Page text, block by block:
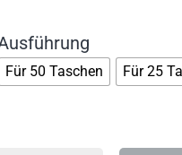
Für 50 Taschen Für 25